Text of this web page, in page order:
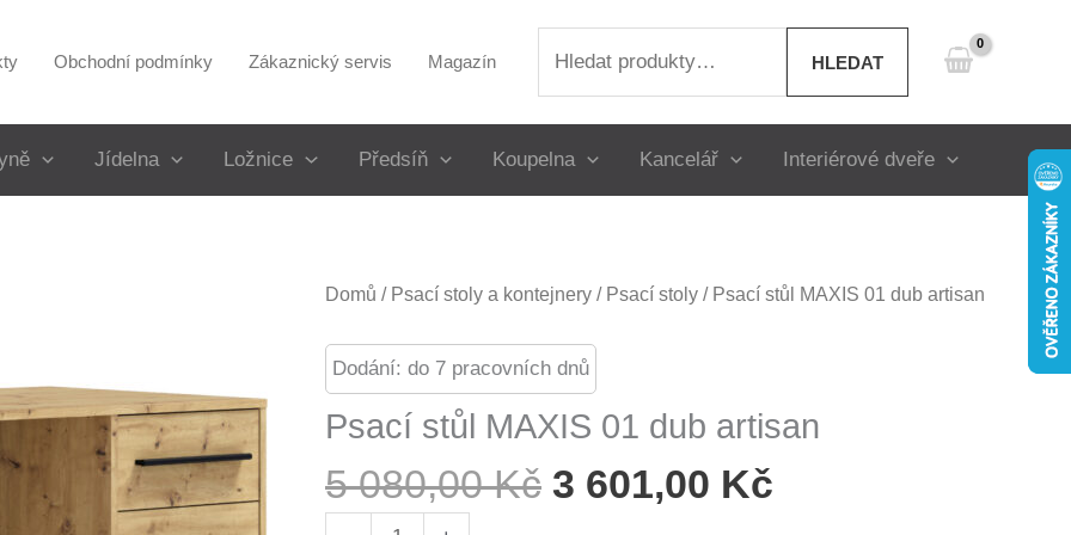
Obchodní podmínky Zákaznický servis Magazín HLEDAT
Jídelna Ložnice Předsíň Koupelna Kancelář Interiérové dveře
Domů / Psací stoly a kontejnery / Psací stoly / Psací stůl MAXIS 01 dub artisan
Dodání: do 7 pracovních dnů
Psací stůl MAXIS 01 dub artisan
5 080,00Kč Původní
3 601,00 Kč